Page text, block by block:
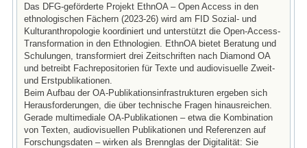
Das DFG-geförderte Projekt EthnOA – Open Access in den
ethnologischen Fächern (2023-26) wird am FID Sozial- und
Kulturanthropologie koordiniert und unterstützt die Open-Access-
Transformation in den Ethnologien. EthnOA bietet Beratung und
Schulungen, transformiert drei Zeitschriften nach Diamond OA
und betreibt Fachrepositorien für Texte und audiovisuelle Zweit-
und Erstpublikationen.
Beim Aufbau der OA-Publikationsinfrastrukturen ergeben sich
Herausforderungen, die über technische Fragen hinausreichen.
Gerade multimediale OA-Publikationen – etwa die Kombination
von Texten, audiovisuellen Publikationen und Referenzen auf
Forschungsdaten – wirken als Brennglas der Digitalität: Sie